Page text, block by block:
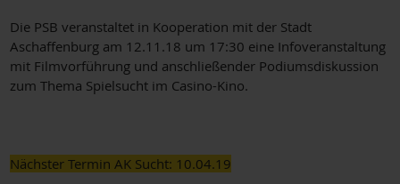
Die PSB veranstaltet in Kooperation mit der Stadt
Aschaffenburg am 12.11.18 um 17:30 eine Infoveranstaltung
mit Filmvorführung und anschließender Podiumsdiskussion
zum Thema Spielsucht im Casino-Kino.
Nächster Termin AK Sucht: 10.04.19